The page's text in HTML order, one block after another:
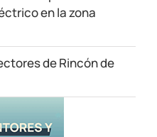
en la zona
de Rincón de